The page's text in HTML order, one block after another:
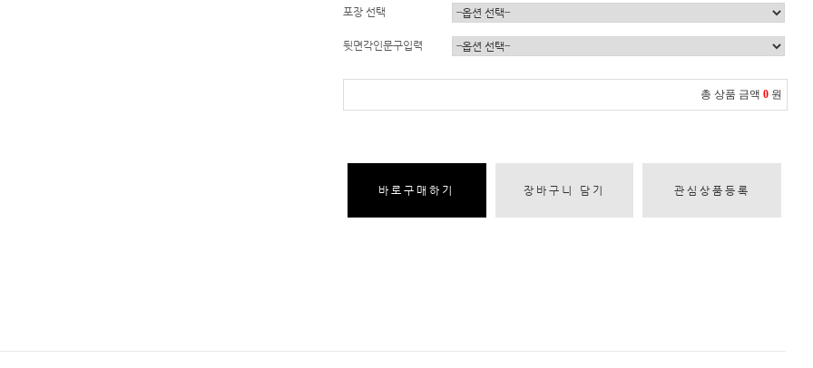
포장 선택
뒷면각인문구입력
총 상품 금액 0 원
바로구매하기 장바구니 담기 관심상품등록